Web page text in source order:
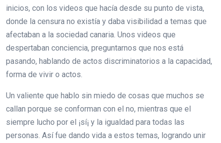
inicios, con los videos que hacía desde su punto de vista,
donde la censura no existía y daba visibilidad a temas que
afectaban a la sociedad canaria. Unos videos que
despertaban conciencia, preguntarnos que nos está
pasando, hablando de actos discriminatorios a la capacidad,
forma de vivir o actos.
Un valiente que hablo sin miedo de cosas que muchos se
callan porque se conforman con el no, mientras que el
siempre lucho por el ¡sí¡ y la igualdad para todas las
personas. Así fue dando vida a estos temas, logrando unir